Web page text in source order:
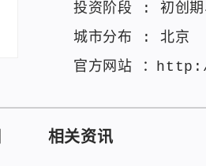
投资阶段 : 初创期
城市分布 : 北京
官方网站 ：
相关资讯